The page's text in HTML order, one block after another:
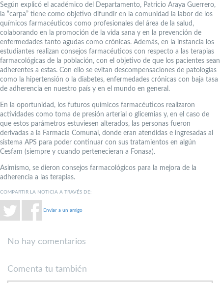
Según explicó el académico del Departamento, Patricio Araya Guerrero,
la “carpa” tiene como objetivo difundir en la comunidad la labor de los
químicos farmacéuticos como profesionales del área de la salud,
colaborando en la promoción de la vida sana y en la prevención de
enfermedades tanto agudas como crónicas. Además, en la instancia los
estudiantes realizan consejos farmacéuticos con respecto a las terapias
farmacológicas de la población, con el objetivo de que los pacientes sean
adherentes a estas. Con ello se evitan descompensaciones de patologías
como la hipertensión o la diabetes, enfermedades crónicas con baja tasa
de adherencia en nuestro país y en el mundo en general.
En la oportunidad, los futuros químicos farmacéuticos realizaron
actividades como toma de presión arterial o glicemias y, en el caso de
que estos parámetros estuviesen alterados, las personas fueron
derivadas a la Farmacia Comunal, donde eran atendidas e ingresadas al
sistema APS para poder continuar con sus tratamientos en algún
Cesfam (siempre y cuando pertenecieran a Fonasa).
Asimismo, se dieron consejos farmacológicos para la mejora de la
adherencia a las terapias.
COMPARTIR LA NOTICIA A TRAVÉS DE:
Enviar a un amigo
No hay comentarios
Comenta tu también